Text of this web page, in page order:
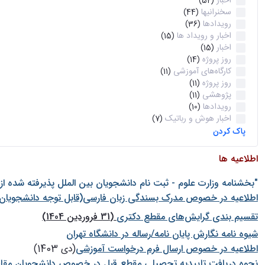
سخنرانیها (44)
رویدادها (36)
اخبار و رویداد ها (15)
اخبار (15)
روز پروژه (14)
کارگاه‌های آموزشی (11)
روز پروژه (11)
پژوهشی (11)
رویدادها (10)
اخبار هوش و رباتیک (7)
پاک کردن
اطلاعیه ها
"بخشنامه وزارت علوم - ثبت نام دانشجويان بين الملل پذيرفته شده
اطلاعیه در خصوص مدرک بسندگی زبان فارسی(قابل توجه
تقسیم بندی گرایش‌های مقطع دکتری(31 فروردین 1404)
شيوه نامه نگارش پايان نامه/رساله در دانشگاه تهران
اطلاعیه در خصوص ارسال فرم درخواست آموزشی(دی 1403)